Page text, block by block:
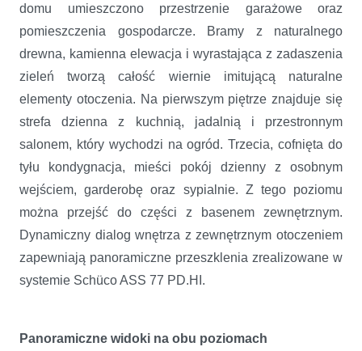
domu umieszczono przestrzenie garażowe oraz
pomieszczenia gospodarcze. Bramy z naturalnego
drewna, kamienna elewacja i wyrastająca z zadaszenia
zieleń tworzą całość wiernie imitującą naturalne
elementy otoczenia. Na pierwszym piętrze znajduje się
strefa dzienna z kuchnią, jadalnią i przestronnym
salonem, który wychodzi na ogród. Trzecia, cofnięta do
tyłu kondygnacja, mieści pokój dzienny z osobnym
wejściem, garderobę oraz sypialnie. Z tego poziomu
można przejść do części z basenem zewnętrznym.
Dynamiczny dialog wnętrza z zewnętrznym otoczeniem
zapewniają panoramiczne przeszklenia zrealizowane w
systemie Schüco ASS 77 PD.HI.
Panoramiczne widoki na obu poziomach